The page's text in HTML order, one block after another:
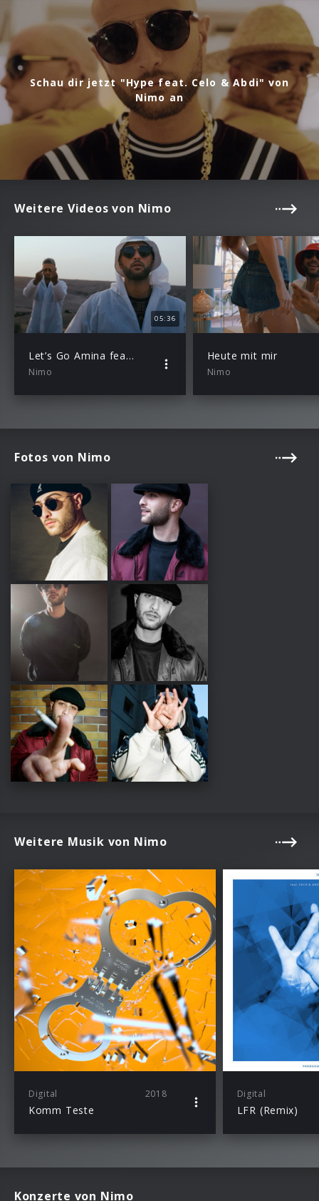
Schau dir jetzt "Hype feat. Celo & Abdi" von
Nimo an
Weitere Videos von Nimo
05:36
Let’s Go Amina feat. Hanybal
Nimo
Heute mit mir
Nimo
Fotos von Nimo
Weitere Musik von Nimo
Digital 2018
Komm Teste
Digital
LFR (Remix)
Konzerte von Nimo